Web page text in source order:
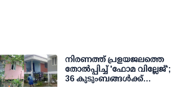
നിരണത്ത് പ്രളയജലത്തെ
തോല്‍പ്പിച്ച് 'ഫോമ വില്ലേജ്';
36 കുടുംബങ്ങള്‍ക്ക്